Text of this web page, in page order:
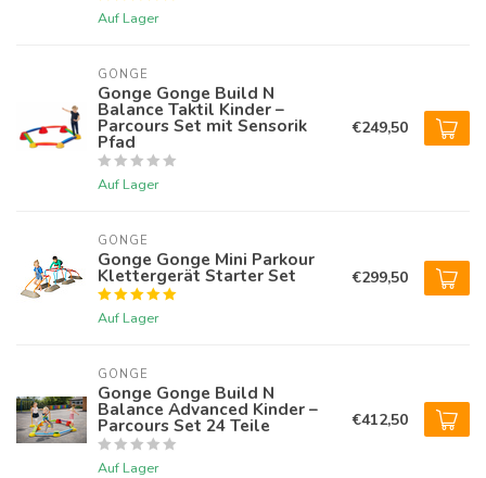
Auf Lager
GONGE
Gonge Gonge Build N
Balance Taktil Kinder –
Parcours Set mit Sensorik
Pfad
Auf Lager
€249,50
GONGE
Gonge Gonge Mini Parkour
Klettergerät Starter Set
Auf Lager
€299,50
GONGE
Gonge Gonge Build N
Balance Advanced Kinder –
Parcours Set 24 Teile
Auf Lager
€412,50